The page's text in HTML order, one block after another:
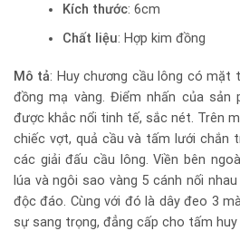
Kích thước: 6cm
Chất liệu: Hợp kim đồng
Mô tả: Huy chương cầu lông có mặt
đồng mạ vàng. Điểm nhấn của
được khắc nổi tinh tế, sắc nét. Trên
chiếc vợt, quả cầu và tấm lưới chắn
các giải đấu cầu lông. Viền bên
lúa và ngôi sao vàng 5 cánh nối
độc đáo. Cùng với đó là dây đeo 3
sự sang trọng, đẳng cấp cho tấm huy